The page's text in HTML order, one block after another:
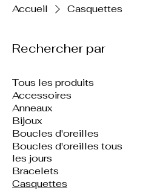
Accueil Casquettes
Rechercher par
Tous les produits
Accessoires
Anneaux
Bijoux
Boucles d'oreilles
Boucles d'oreilles tous
les jours
Bracelets
Casquettes